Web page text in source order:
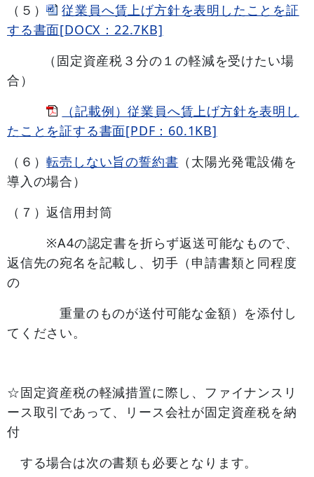
（５）
従業員へ賃上げ方針を表明したことを証
する書面[DOCX：22.7KB]
（固定資産税３分の１の軽減を受けたい場
合）
（記載例）従業員へ賃上げ方針を表明し
たことを証する書面[PDF：60.1KB]
（６）転売しない旨の誓約書 （太陽光発電設備を
導入の場合）
（７）返信用封筒
※A4の認定書を折らず返送可能なもので、
返信先の宛名を記載し、切手（申請書類と同程度
の
重量のものが送付可能な金額）を添付し
てください。
☆固定資産税の軽減措置に際し、ファイナンスリ
ース取引であって、リース会社が固定資産税を納
付
する場合は次の書類も必要となります。